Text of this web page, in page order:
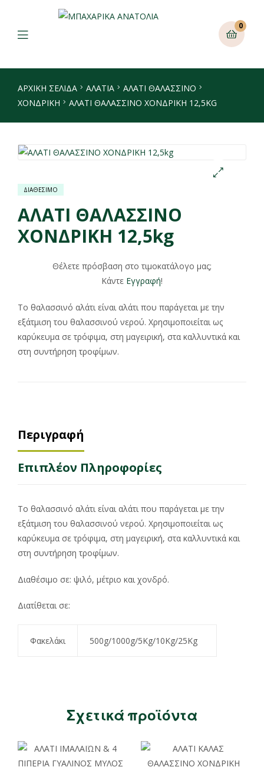
0
ΑΡΧΙΚΉ ΣΕΛΊΔΑ ΑΛΑΤΙΑ
ΑΛΆΤΙ ΘΑΛΑΣΣΙΝΌ
ΧΟΝΔΡΙΚΉ
ΑΛΑΤΙ ΘΑΛΑΣΣΙΝΟ ΧΟΝΔΡΙΚΗ 12,5KG
ΔΙΑΘΕΣΙΜΟ
ΑΛΑΤΙ ΘΑΛΑΣΣΙΝΟ
ΧΟΝΔΡΙΚΗ 12,5kg
Θέλετε πρόσβαση στο τιμοκατάλογο μας;
Κάντε Εγγραφή!
Το θαλασσινό αλάτι είναι αλάτι που παράγεται με την
εξάτμιση του θαλασσινού νερού. Χρησιμοποιείται ως
καρύκευμα σε τρόφιμα, στη μαγειρική, στα καλλυντικά και
στη συντήρηση τροφίμων.
Περιγραφή
Επιπλέον Πληροφορίες
Το θαλασσινό αλάτι είναι αλάτι που παράγεται με την
εξάτμιση του θαλασσινού νερού. Χρησιμοποιείται ως
καρύκευμα σε τρόφιμα, στη μαγειρική, στα καλλυντικά και
στη συντήρηση τροφίμων.
Διαθέσιμο σε: ψιλό, μέτριο και χονδρό.
Διατίθεται σε:
Φακελάκι 500g/1000g/5Kg/10Kg/25Kg
Σχετικά προϊόντα